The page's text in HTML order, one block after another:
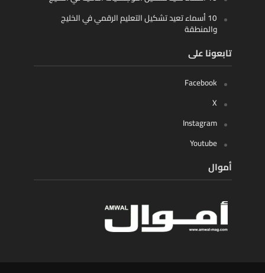
10 أسماء تعيد تشكيل التعليم الرقمي في الخليج
والمنطقة
تابعونا على
Facebook
X
Instagram
Youtube
أموال